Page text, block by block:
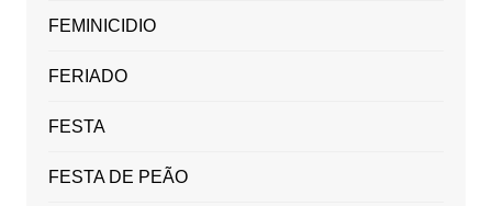
FEMINICIDIO
FERIADO
FESTA
FESTA DE PEÃO